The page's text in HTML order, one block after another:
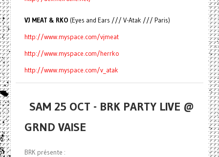
VJ MEAT & RKO (Eyes and Ears /// V-Atak /// Paris)
http://www.myspace.com/vjmeat
http://www.myspace.com/herrko
http://www.myspace.com/v_atak
SAM 25 OCT - BRK PARTY LIVE @
GRND VAISE
BRK présente :